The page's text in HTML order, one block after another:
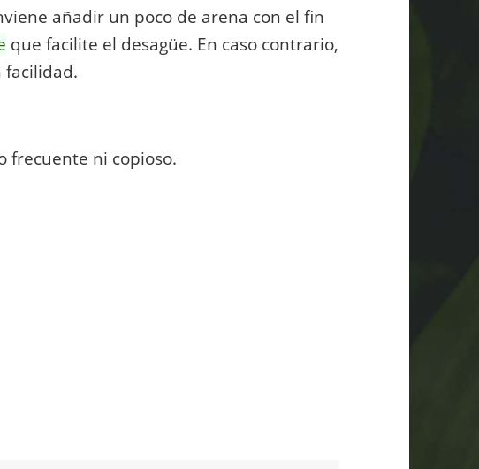
añadir un poco de arena con el fin
que facilite el desagüe. En caso contrario,
facilidad.
frecuente ni copioso.